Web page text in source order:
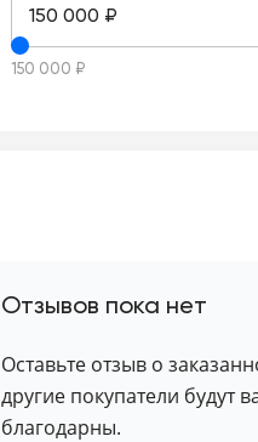
150 000 ₽
150 000 ₽
Отзывов пока нет
Оставьте отзыв о
другие покупатели будут
благодарны.